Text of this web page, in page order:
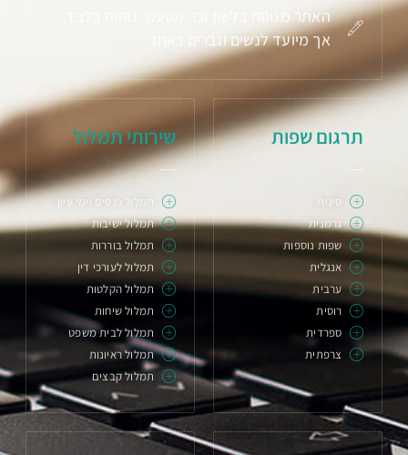
האתר מנוסח בלשון זכר מטעמי נוחות בלבד,
אך מיועד לנשים וגברים כאחד
תרגום שפות
סינית
גרמנית
שפות נוספות
אנגלית
ערבית
רוסית
ספרדית
צרפתית
שירותי תמלול
תמלול כנסים וימי עיון
תמלול ישיבות
תמלול בוררות
תמלול לעורכי דין
תמלול הקלטות
תמלול שיחות
תמלול לבית משפט
תמלול ראיונות
תמלול קבצים